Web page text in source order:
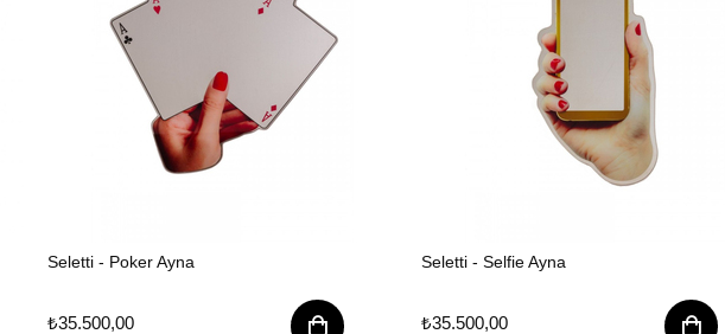
Seletti - Poker Ayna
₺35.500,00
Seletti - Selfie Ayna
₺35.500,00